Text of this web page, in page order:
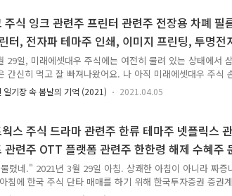
은 이 주식은 잡주가 아니라 KOSPI200 종목 우량주이기 때
것도 아니라는 점이었어요. 괜히 손절쳤다가 그저 진득히
리고 수익 내서 나올 것을 쓸 데 없이 손실로 만들 확률이
시가 계속 재미없는 상태이기는 하지만 맨날 처박기만 할
주식 잉크 관련주 프린터 관련주 전장용 차폐 필
터, 전자파 테마주 인쇄, 이미지 프린팅, 투명전
래핀 테마주 2021년 3월 29일 단타 매매 성공
29일, 미래에셋대우 주식에는 여전히 물려 있는 상태에서
간신히 먹고 잘 빠져나왔어요. 나 아직 미래에셋대우 주식
셋대우 주식은 물려 있기는 하지만 손절치지 않았어요. 미래
를 처분하지 않았으니 손실 확정이 아니에요. 아직 미래에셋
고 가야 하는 상황도 염두에 둬야 했어요. 중요한 것은 아
패 확정이 아니라는 점이었어요. '출발부터 진짜 더럽네.'
시 시작한 지 얼마 안 지났어요. 아직 오전 10시도 안 되었
간 채 안 되는 동안 주식 하나는 진입하자마자 보기 좋게
일기장 속 봄날의 기억 (2021) 2021.04.05
스 주식 드라마 관련주 한류 테마주 넷플릭스
관련주 OTT 플랫폼 관련주 한한령 해제 수혜주
텐츠 관련주 2021년 3월 29일 단타 매매 성공
렸네." 2021년 3월 29일 아침. 상쾌한 아침이 아니라 짜증
침에 한국 주식 단타 매매를 하기 위해 한국투자증권 증권